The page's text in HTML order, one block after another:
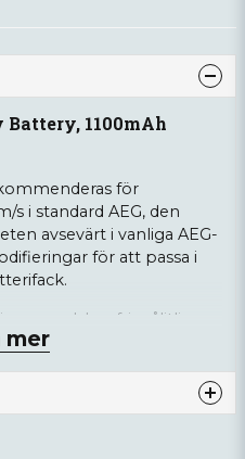
Battery, 1100mAh
för
s i standard AEG, den
avsevärt i vanliga AEG-
för att passa i
en problemfri, pålitlig
en jämnare
användningen. Andra
är att de inte behöver vara
mer
produkten...